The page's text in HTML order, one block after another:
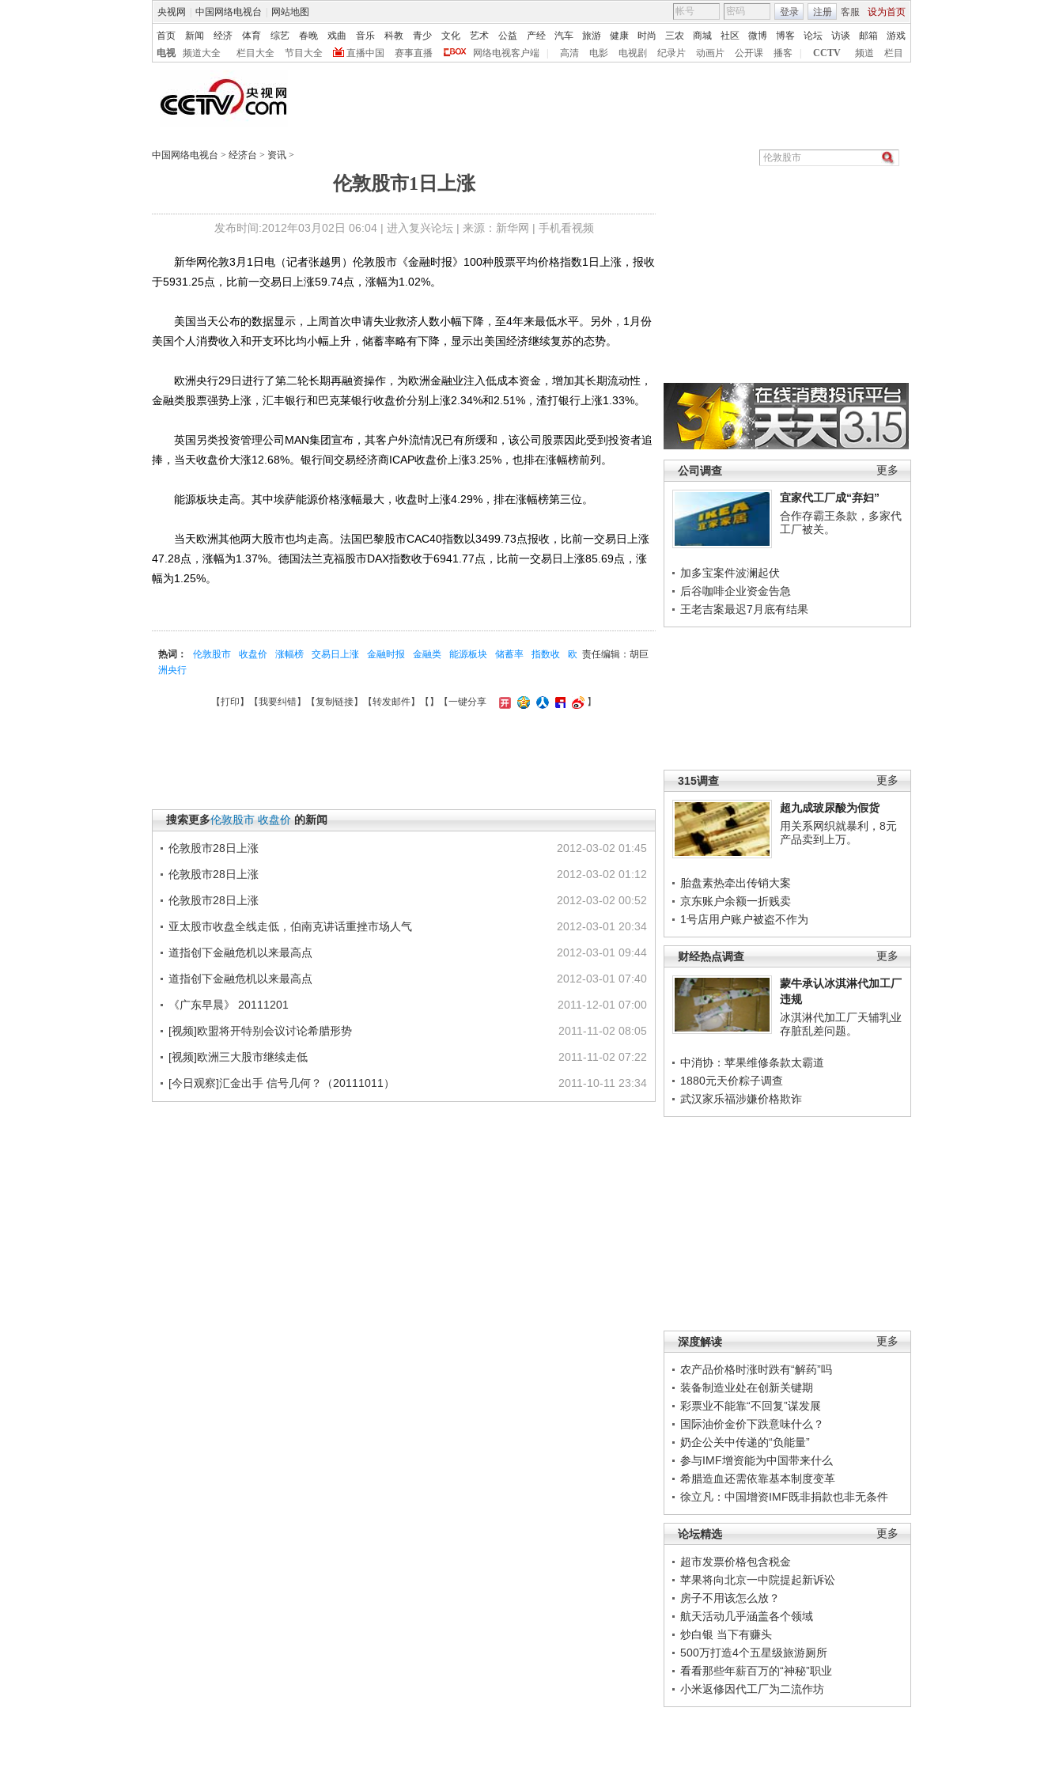
央视网 中国网络电视台 网站地图 客服 设为首页
登录 注册
首页 新闻 经济 体育 综艺 春晚 戏曲 音乐 科教 青少 文化 艺术 公益 产经 汽车 旅游 健康 时尚 三农 商城 社区 微博 博客 论坛 访谈 邮箱
游戏
电视
频道大全 栏目大全 节目大全 直播中国 赛事直播 网络电视客户端 高清 电影 电视剧 纪录片 动画片 公开课 播客 CCTV 频道 栏目
中国网络电视台 > 经济台 > 资讯 >
伦敦股市1日上涨
发布时间:2012年03月02日 06:04 | 进入复兴论坛| 来源：新华网 | 手机看视频
更多
公司调查
宜家代工厂成“弃妇”
合作存霸王条款，多家代
工厂被关。
加多宝案件波澜起伏
后谷咖啡企业资金告急
王老吉案最迟7月底有结果
更多
315调查
超九成玻尿酸为假货
用关系网织就暴利，8元
产品卖到上万。
胎盘素热牵出传销大案
京东账户余额一折贱卖
1号店用户账户被盗不作为
更多
财经热点调查
蒙牛承认冰淇淋代加工厂
违规
冰淇淋代加工厂天辅乳业
存脏乱差问题。
中消协：苹果维修条款太霸道
1880元天价粽子调查
武汉家乐福涉嫌价格欺诈
更多
深度解读
农产品价格时涨时跌有“解药”吗
装备制造业处在创新关键期
彩票业不能靠“不回复”谋发展
国际油价金价下跌意味什么？
奶企公关中传递的“负能量”
参与IMF增资能为中国带来什么
希腊造血还需依靠基本制度变革
徐立凡：中国增资IMF既非捐款也非无条件
更多
论坛精选
超市发票价格包含税金
苹果将向北京一中院提起新诉讼
房子不用该怎么放？
航天活动几乎涵盖各个领域
炒白银 当下有赚头
500万打造4个五星级旅游厕所
看看那些年薪百万的“神秘”职业
小米返修因代工厂为二流作坊
新华网伦敦3月1日电（记者张越男）伦敦股市《金融时报》100种股票平均价格指数1日上涨，报收
于5931.25点，比前一交易日上涨59.74点，涨幅为1.02%。
美国当天公布的数据显示，上周首次申请失业救济人数小幅下降，至4年来最低水平。另外，1月份
美国个人消费收入和开支环比均小幅上升，储蓄率略有下降，显示出美国经济继续复苏的态势。
欧洲央行29日进行了第二轮长期再融资操作，为欧洲金融业注入低成本资金，增加其长期流动性，
金融类股票强势上涨，汇丰银行和巴克莱银行收盘价分别上涨2.34%和2.51%，渣打银行上涨1.33%。
英国另类投资管理公司MAN集团宣布，其客户外流情况已有所缓和，该公司股票因此受到投资者追
捧，当天收盘价大涨12.68%。银行间交易经济商ICAP收盘价上涨3.25%，也排在涨幅榜前列。
能源板块走高。其中埃萨能源价格涨幅最大，收盘时上涨4.29%，排在涨幅榜第三位。
当天欧洲其他两大股市也均走高。法国巴黎股市CAC40指数以3499.73点报收，比前一交易日上涨
47.28点，涨幅为1.37%。德国法兰克福股市DAX指数收于6941.77点，比前一交易日上涨85.69点，涨
幅为1.25%。
责任编辑：胡巨
热词： 伦敦股市 收盘价 涨幅榜 交易日上涨 金融时报 金融类 能源板块 储蓄率 指数收
欧
洲央行
【打印 】【我要纠错】【复制链接】【转发邮件】【 】 【一键分享 】
搜索更多伦敦股市 收盘价 的新闻
2012-03-02 01:45
伦敦股市28日上涨
2012-03-02 01:12
伦敦股市28日上涨
2012-03-02 00:52
伦敦股市28日上涨
2012-03-01 20:34
亚太股市收盘全线走低，伯南克讲话重挫市场人气
2012-03-01 09:44
道指创下金融危机以来最高点
2012-03-01 07:40
道指创下金融危机以来最高点
2011-12-01 07:00
《广东早晨》 20111201
2011-11-02 08:05
[视频]欧盟将开特别会议讨论希腊形势
2011-11-02 07:22
[视频]欧洲三大股市继续走低
2011-10-11 23:34
[今日观察]汇金出手 信号几何？（20111011）